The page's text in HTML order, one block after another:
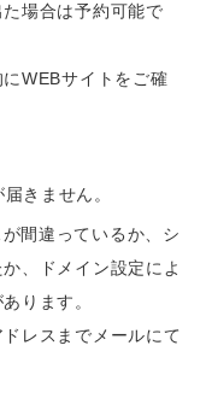
場合は予約可能で
WEBサイトをご確
きません。
間違っているか、シ
、ドメイン設定によ
ります。
レスまでメールにて